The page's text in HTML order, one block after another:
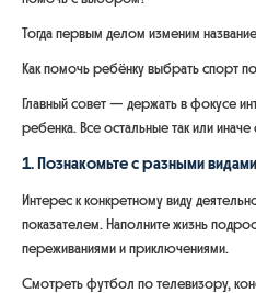
Тогда первым делом изменим
Как помочь ребёнку выбрать спорт
Главный совет — держать в фокусе
ребенка. Все остальные так или иначе
1. Познакомьте с разными
Интерес к конкретному виду
показателем. Наполните жизнь
переживаниями и приключениями.
Смотреть футбол по телевизору,